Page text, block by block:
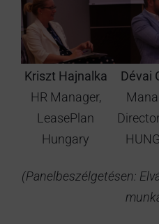
Kriszt Hajnalka
HR Manager,
LeasePlan
Hungary
Dévai
(Panelbeszélgetésen: